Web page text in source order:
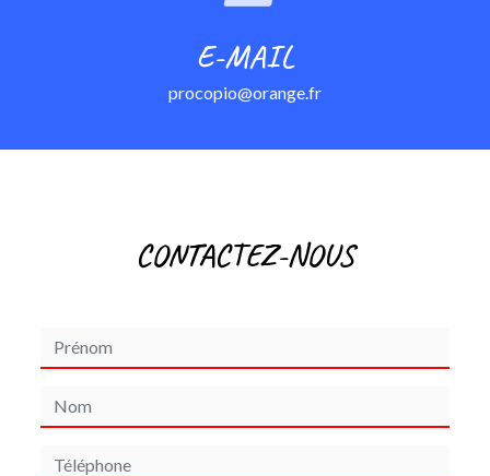
E-MAIL
procopio@orange.fr
CONTACTEZ-NOUS